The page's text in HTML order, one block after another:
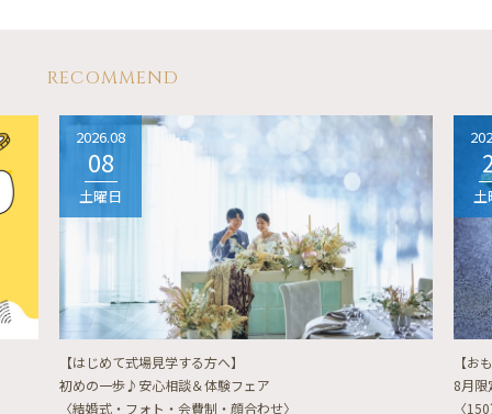
RECOMMEND
2026.08
08
土曜日
【はじめて式場見学する方へ】
初めの一歩♪安心相談＆体験フェア
〈結婚式・フォト・会費制・顔合わせ〉
土
【お
8月限
〈